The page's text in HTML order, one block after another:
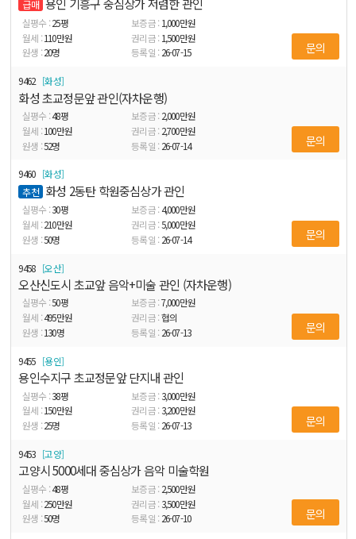
급매 용인 기흥구 중심상가 저렴한 관인
25평 1,000만원
110만원 1,500만원
20명 26-07-15 문의
9462 화성
화성 초교정문앞 관인(자차운행)
48평 2,000만원
100만원 2,700만원
52명 26-07-14 문의
9460
화성
추천 화성 2동탄 학원중심상가 관인
30평 4,000만원
210만원 5,000만원
50명 26-07-14 문의
9458 오산
오산신도시 초교앞 음악+미술 관인 (자차운행)
50평 7,000만원
495만원
협의
130명 26-07-13 문의
9455 용인
용인수지구 초교정문앞 단지내 관인
38평 3,000만원
150만원 3,200만원
25명 26-07-13 문의
9453 고양
고양시 5000세대 중심상가 음악 미술학원
48평 2,500만원
250만원 3,500만원
50명 26-07-10 문의